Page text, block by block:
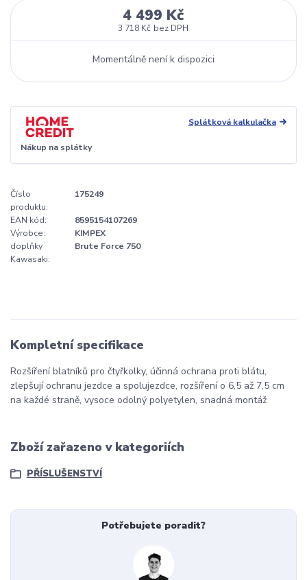
4 499 Kč
3 718 Kč bez DPH
Momentálně není k dispozici
Splátková kalkulačka
Nákup na splátky
Číslo
produktu:
175249
EAN kód:
8595154107269
Výrobce:
KIMPEX
doplňky
Kawasaki:
Brute Force 750
Kompletní specifikace
Rozšíření blatníků pro čtyřkolky, účinná ochrana proti blátu,
zlepšují ochranu jezdce a spolujezdce, rozšíření o 6,5 až 7,5 cm
na každé straně, vysoce odolný polyetylen, snadná montáž
Zboží zařazeno v kategoriích
PŘÍSLUŠENSTVÍ
Potřebujete poradit?